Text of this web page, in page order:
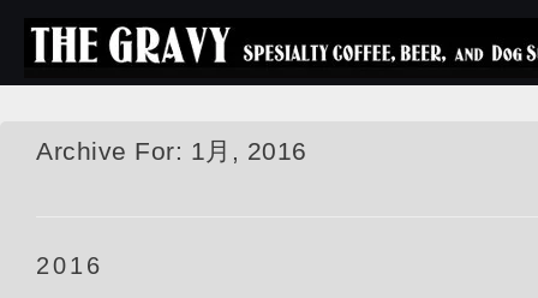
Archive For: 1月, 2016
2016